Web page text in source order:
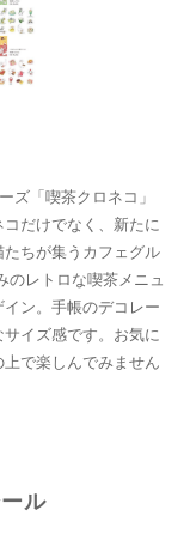
ズ「喫茶クロネコ」
だけでなく、新たに
ちが集うカフェグル
のレトロな喫茶メニュ
ン。手帳のデコレー
イズ感です。お気に
で楽しんでみません
ル